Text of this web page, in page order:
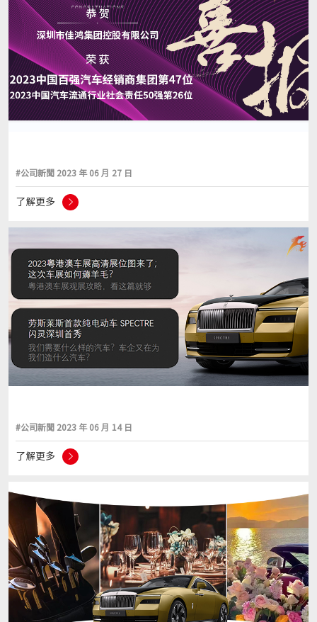
#公司新聞 2023 年 06 月 27 日
了解更多
#公司新聞 2023 年 06 月 14 日
了解更多